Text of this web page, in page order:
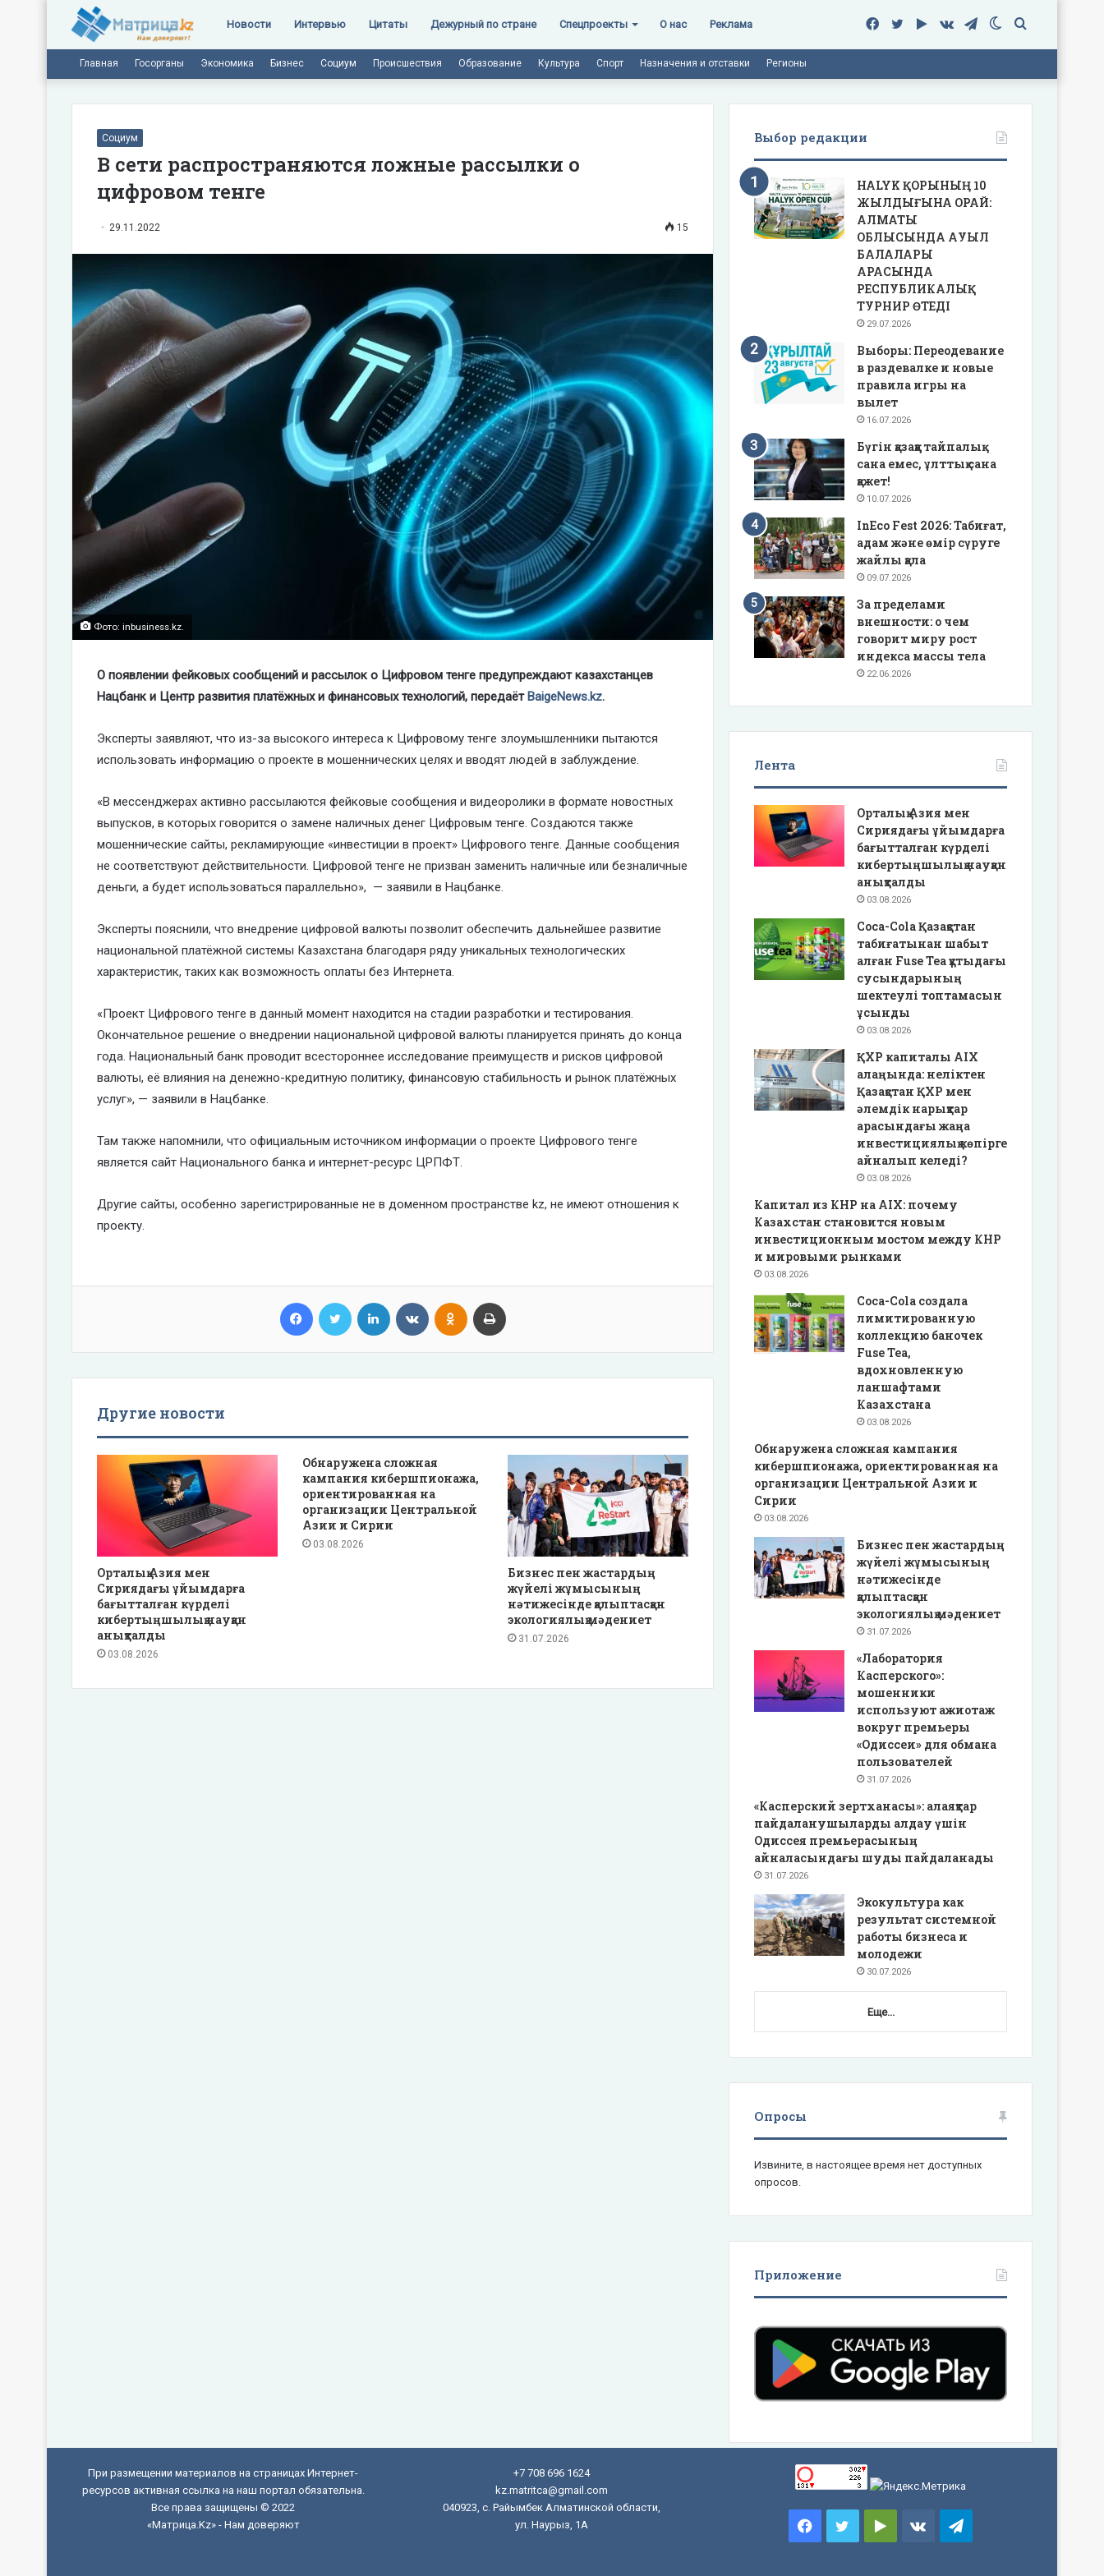
Новости Интервью Цитаты Дежурный по стране Спецпроекты О нас Реклама Поиск
Switch
Telegram
vk.com
Google
Twitter
Facebook
Главная Госорганы Экономика Бизнес Социум Происшествия Образование Культура Спорт Назначения и отставки Регионы
Социум
В сети распространяются ложные рассылки о
цифровом тенге
29.11.2022 15
Фото: inbusiness.kz.
О появлении фейковых сообщений и рассылок о Цифровом тенге предупреждают казахстанцев
Нацбанк и Центр развития платёжных и финансовых технологий, передаёт BaigeNews.kz.
Эксперты заявляют, что из-за высокого интереса к Цифровому тенге злоумышленники пытаются
использовать информацию о проекте в мошеннических целях и вводят людей в заблуждение.
«В мессенджерах активно рассылаются фейковые сообщения и видеоролики в формате новостных
выпусков, в которых говорится о замене наличных денег Цифровым тенге. Создаются также
мошеннические сайты, рекламирующие «инвестиции в проект» Цифрового тенге. Данные сообщения
не соответствуют действительности. Цифровой тенге не призван заменить наличные или безналичные
деньги, а будет использоваться параллельно», — заявили в Нацбанке.
Эксперты пояснили, что внедрение цифровой валюты позволит обеспечить дальнейшее развитие
национальной платёжной системы Казахстана благодаря ряду уникальных технологических
характеристик, таких как возможность оплаты без Интернета.
«Проект Цифрового тенге в данный момент находится на стадии разработки и тестирования.
Окончательное решение о внедрении национальной цифровой валюты планируется принять до конца
года. Национальный банк проводит всестороннее исследование преимуществ и рисков цифровой
валюты, её влияния на денежно-кредитную политику, финансовую стабильность и рынок платёжных
услуг», — заявили в Нацбанке.
Там также напомнили, что официальным источником информации о проекте Цифрового тенге
является сайт Национального банка и интернет-ресурс ЦРПФТ.
Другие сайты, особенно зарегистрированные не в доменном пространстве kz, не имеют отношения к
проекту.
Facebook Twitter LinkedIn VKontakteOdnoklassniki
Другие новости
Орталық Азия мен
Сириядағы ұйымдарға
бағытталған күрделі
кибертыңшылық науқан
анықталды
03.08.2026
Обнаружена сложная
кампания кибершпионажа,
ориентированная на
организации Центральной
Азии и Сирии
03.08.2026
Бизнес пен жастардың
жүйелі жұмысының
нәтижесінде қалыптасқан
экологиялық мәдениет
31.07.2026
Выбор редакции
HALYK ҚОРЫНЫҢ 10
ЖЫЛДЫҒЫНА ОРАЙ:
АЛМАТЫ
ОБЛЫСЫНДА АУЫЛ
БАЛАЛАРЫ
АРАСЫНДА
РЕСПУБЛИКАЛЫҚ
ТУРНИР ӨТЕДІ
29.07.2026
Выборы: Переодевание
в раздевалке и новые
правила игры на
вылет
16.07.2026
Бүгін қазаққа тайпалық
сана емес, ұлттық сана
қажет!
10.07.2026
InEco Fest 2026: Табиғат,
адам және өмір сүруге
жайлы қала
09.07.2026
За пределами
внешности: о чем
говорит миру рост
индекса массы тела
22.06.2026
Лента
Орталық Азия мен
Сириядағы ұйымдарға
бағытталған күрделі
кибертыңшылық науқан
анықталды
03.08.2026
Coca-Cola Қазақстан
табиғатынан шабыт
алған Fuse Tea құтыдағы
сусындарының
шектеулі топтамасын
ұсынды
03.08.2026
ҚХР капиталы AIX
алаңында: неліктен
Қазақстан ҚХР мен
әлемдік нарықтар
арасындағы жаңа
инвестициялық көпірге
айналып келеді?
03.08.2026
Капитал из КНР на AIX: почему
Казахстан становится новым
инвестиционным мостом между КНР
и мировыми рынками
03.08.2026
Coca-Cola создала
лимитированную
коллекцию баночек
Fuse Tea,
вдохновленную
ланшафтами
Казахстана
03.08.2026
Обнаружена сложная кампания
кибершпионажа, ориентированная на
организации Центральной Азии и
Сирии
03.08.2026
Бизнес пен жастардың
жүйелі жұмысының
нәтижесінде
қалыптасқан
экологиялық мәдениет
31.07.2026
«Лаборатория
Касперского»:
мошенники
используют ажиотаж
вокруг премьеры
«Одиссеи» для обмана
пользователей
31.07.2026
«Касперский зертханасы»: алаяқтар
пайдаланушыларды алдау үшін
Одиссея премьерасының
айналасындағы шуды пайдаланады
31.07.2026
Экокультура как
результат системной
работы бизнеса и
молодежи
30.07.2026
Еще...
Опросы
Извините, в настоящее время нет доступных
опросов.
Приложение
При размещении материалов на страницах Интернет-
ресурсов активная ссылка на наш портал обязательна.
Все права защищены © 2022
«Матрица.Kz» - Нам доверяют
+7 708 696 1624
kz.matritca@gmail.com
040923, с. Райымбек Алматинской области,
ул. Наурыз, 1А
FacebookTwitterGooglevk.comTelegram